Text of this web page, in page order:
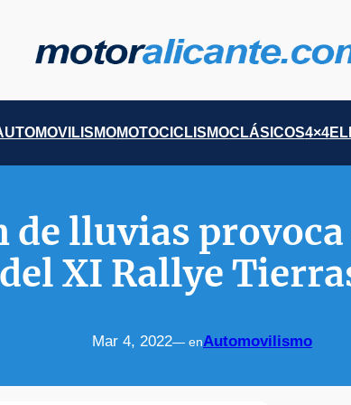
MOTOCICLISMOCLÁSICOS4×4
de lluvias
XI Rallye
Mar 4, 2022— enAutomovilismo